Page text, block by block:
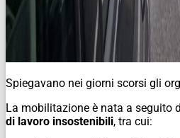
Spiegavano nei giorni scorsi gli
La mobilitazione è nata a seguito
di lavoro insostenibili, tra cui: